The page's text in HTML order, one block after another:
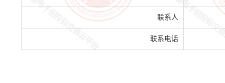
联系人
联系电话